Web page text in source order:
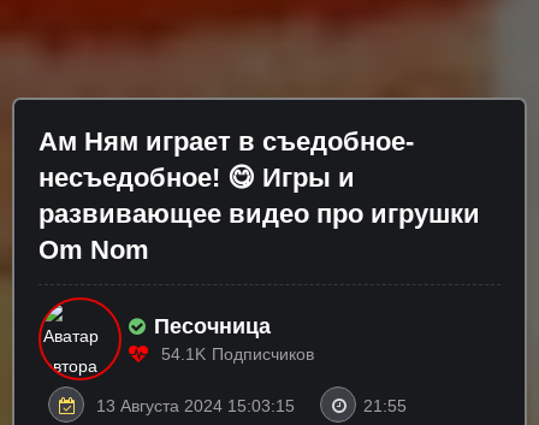
Ам Ням играет в съедобное-
несъедобное! 😋 Игры и
развивающее видео про игрушки
Om Nom
Песочница
54.1K Подписчиков
13 Августа 2024 15:03:15 21:55